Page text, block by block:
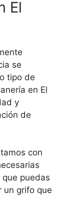
El
se
tipo de
en El
y
de
con
puedas
un grifo que